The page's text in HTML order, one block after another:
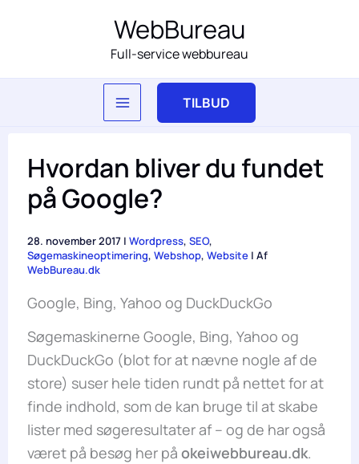
WebBureau
Full-service webbureau
TILBUD
Hvordan bliver du fundet
på Google?
28. november 2017 | Wordpress, SEO,
Søgemaskineoptimering, Webshop, Website| Af
WebBureau.dk
Google, Bing, Yahoo og DuckDuckGo
Søgemaskinerne Google, Bing, Yahoo og
DuckDuckGo (blot for at nævne nogle af de
store) suser hele tiden rundt på nettet for at
finde indhold, som de kan bruge til at skabe
lister med søgeresultater af – og de har også
været på besøg her på okeiwebbureau.dk.